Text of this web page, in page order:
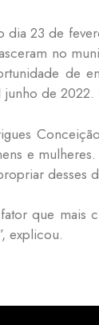
23 de
no
de
de 2022.
e
desses
que mais
explicou.